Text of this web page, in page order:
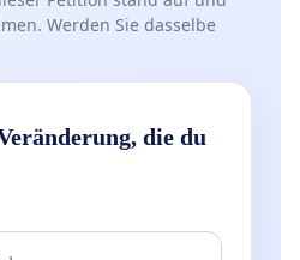
Werden Sie dasselbe
die du